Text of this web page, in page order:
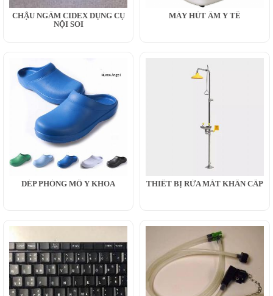
CHẬU NGÂM CIDEX DỤNG CỤ
NỘI SOI
MÁY HÚT ẨM Y TẾ
DÉP PHÒNG MỔ Y KHOA THIẾT BỊ RỬA MẮT KHẨN CẤP